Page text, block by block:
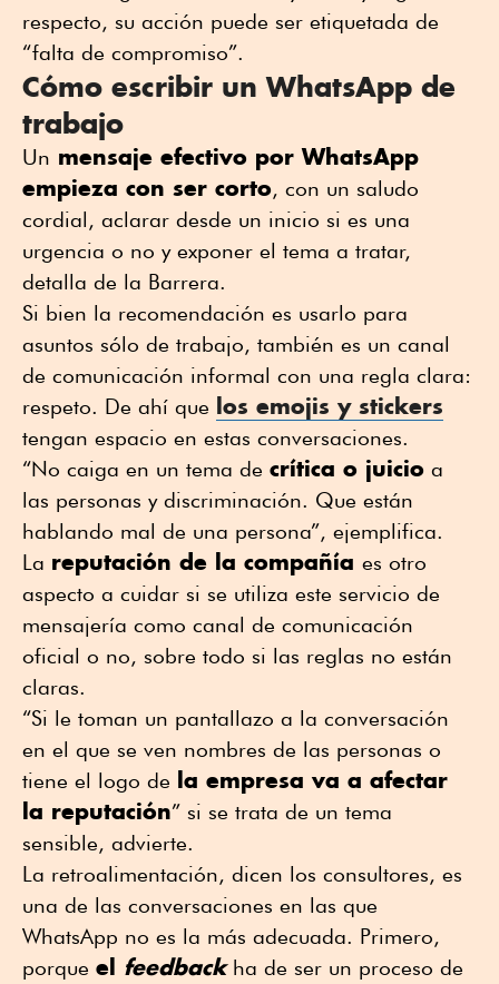
respecto, su acción puede ser etiquetada de
“falta de compromiso”.
Cómo escribir un WhatsApp de
trabajo
Un mensaje efectivo por WhatsApp
empieza con ser corto, con un saludo
cordial, aclarar desde un inicio si es una
urgencia o no y exponer el tema a tratar,
detalla de la Barrera.
Si bien la recomendación es usarlo para
asuntos sólo de trabajo, también es un canal
de comunicación informal con una regla clara:
respeto. De ahí que los emojis y stickers
tengan espacio en estas conversaciones.
“No caiga en un tema de crítica o juicio a
las personas y discriminación. Que están
hablando mal de una persona”, ejemplifica.
La reputación de la compañía es otro
aspecto a cuidar si se utiliza este servicio de
mensajería como canal de comunicación
oficial o no, sobre todo si las reglas no están
claras.
“Si le toman un pantallazo a la conversación
en el que se ven nombres de las personas o
tiene el logo de la empresa va a afectar
la reputación” si se trata de un tema
sensible, advierte.
La retroalimentación, dicen los consultores, es
una de las conversaciones en las que
WhatsApp no es la más adecuada. Primero,
porque el feedbackha de ser un proceso de